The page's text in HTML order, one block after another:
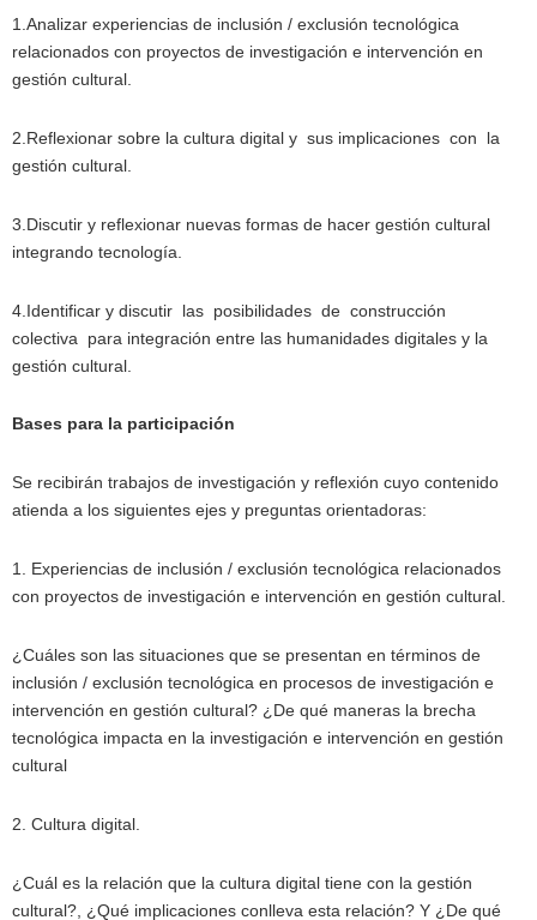
1.Analizar experiencias de inclusión / exclusión tecnológica
relacionados con proyectos de investigación e intervención en
gestión cultural.
2.Reflexionar sobre la cultura digital y sus implicaciones con la
gestión cultural.
3.Discutir y reflexionar nuevas formas de hacer gestión cultural
integrando tecnología.
4.Identificar y discutir las posibilidades de construcción
colectiva para integración entre las humanidades digitales y la
gestión cultural.
Bases para la participación
Se recibirán trabajos de investigación y reflexión cuyo contenido
atienda a los siguientes ejes y preguntas orientadoras:
1. Experiencias de inclusión / exclusión tecnológica relacionados
con proyectos de investigación e intervención en gestión cultural.
¿Cuáles son las situaciones que se presentan en términos de
inclusión / exclusión tecnológica en procesos de investigación e
intervención en gestión cultural? ¿De qué maneras la brecha
tecnológica impacta en la investigación e intervención en gestión
cultural
2. Cultura digital.
¿Cuál es la relación que la cultura digital tiene con la gestión
cultural?, ¿Qué implicaciones conlleva esta relación? Y ¿De qué